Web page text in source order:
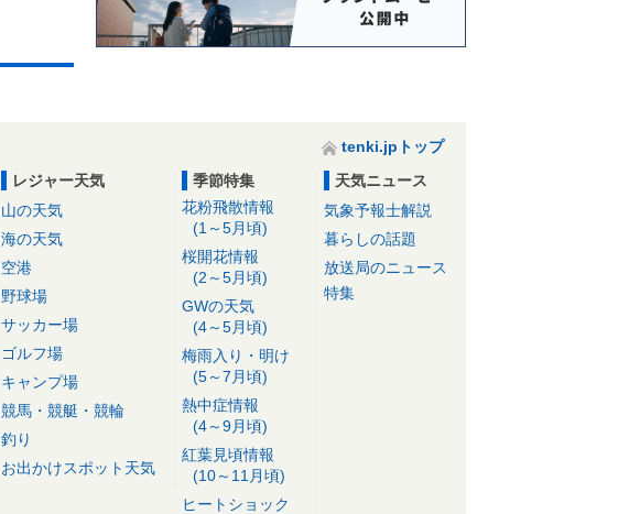
tenki.jpトップ
レジャー天気
山の天気
海の天気
空港
野球場
サッカー場
ゴルフ場
キャンプ場
競馬・競艇・競輪
釣り
お出かけスポット天気
季節特集
花粉飛散情報
(1～5月頃)
桜開花情報
(2～5月頃)
GWの天気
(4～5月頃)
梅雨入り・明け
(5～7月頃)
熱中症情報
(4～9月頃)
紅葉見頃情報
(10～11月頃)
ヒートショック
天気ニュース
気象予報士解説
暮らしの話題
放送局のニュース
特集